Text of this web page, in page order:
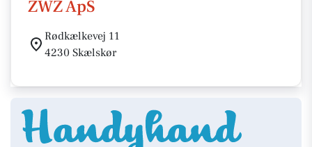
ZWZ ApS
Rødkælkevej 11
4230 Skælskør